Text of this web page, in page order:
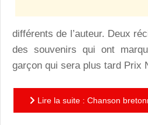
différents de l’auteur. Deux
des souvenirs qui ont
garçon qui sera plus tard Prix
Lire la suite : Chanson